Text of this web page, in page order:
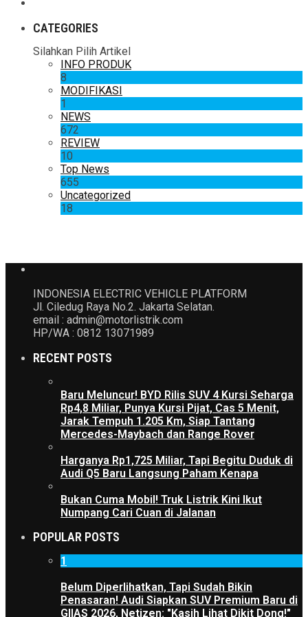
CATEGORIES
Silahkan Pilih Artikel
INFO PRODUK
8
MODIFIKASI
1
NEWS
672
REVIEW
10
Top News
655
Uncategorized
18
INDONESIA ELECTRIC VEHICLE PLATFORM
Jl. Ciledug Raya No.2. Jakarta Selatan.
email : admin@motorlistrik.com
HP/WA : 0812 13071989
RECENT POSTS
Baru Meluncur! BYD Rilis SUV 4 Kursi Seharga
Rp4,8 Miliar, Punya Kursi Pijat, Cas 5 Menit,
Jarak Tempuh 1.205 Km, Siap Tantang
Mercedes-Maybach dan Range Rover
Harganya Rp1,725 Miliar, Tapi Begitu Duduk di
Audi Q5 Baru Langsung Paham Kenapa
Bukan Cuma Mobil! Truk Listrik Kini Ikut
Numpang Cari Cuan di Jalanan
POPULAR POSTS
1
Belum Diperlihatkan, Tapi Sudah Bikin
Penasaran! Audi Siapkan SUV Premium Baru di
GIIAS 2026, Netizen: "Kasih Lihat Dikit Dong!"